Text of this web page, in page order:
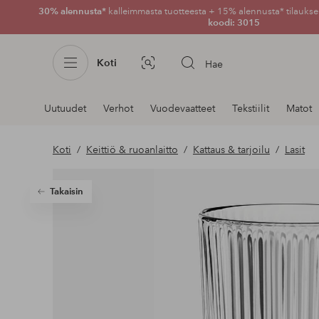
30% alennusta* kalleimmasta tuotteesta + 15% alennusta*
koodi: 3015
Koti Kuvahaku Hae
Navigointi
osastoilla
Uutuudet Verhot Vuodevaatteet Tekstiilit Matot
Koti Keittiö & ruoanlaitto Kattaus & tarjoilu Lasit
Takaisin